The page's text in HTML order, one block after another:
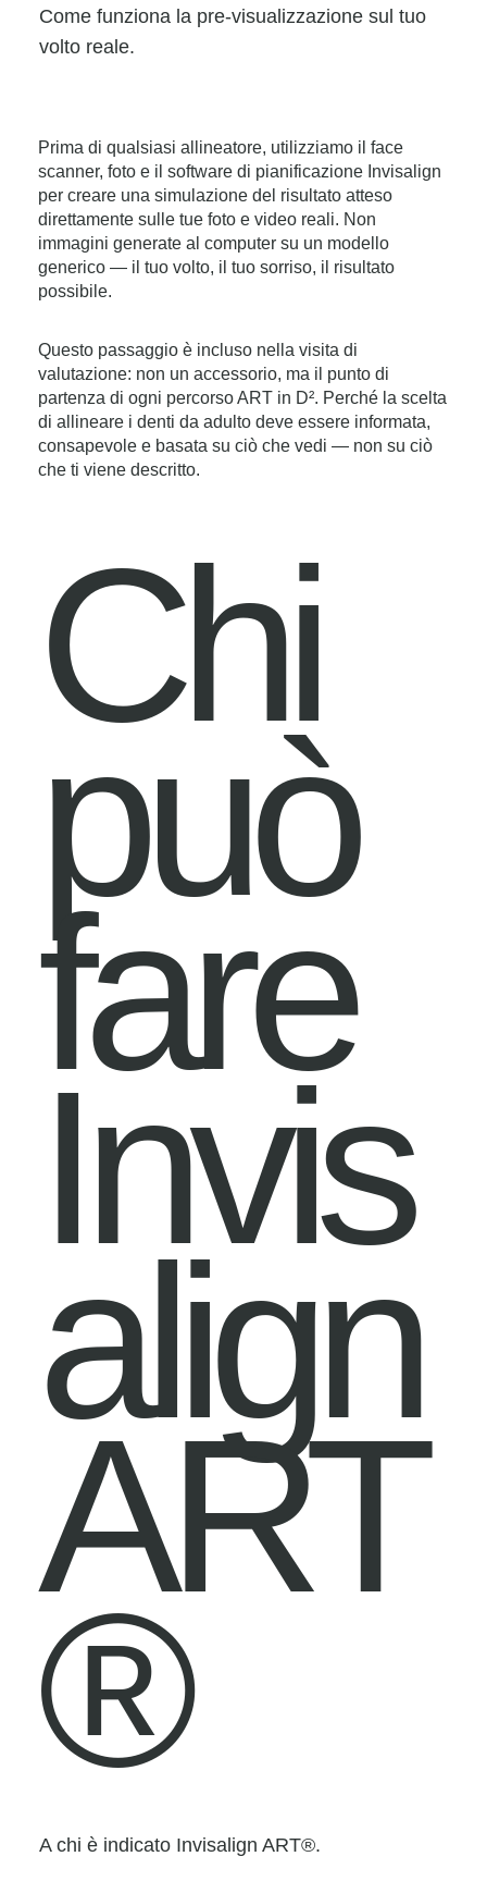
Come funziona la pre-visualizzazione sul tuo
volto reale.
Prima di qualsiasi allineatore, utilizziamo il face
scanner, foto e il software di pianificazione Invisalign
per creare una simulazione del risultato atteso
direttamente sulle tue foto e video reali. Non
immagini generate al computer su un modello
generico — il tuo volto, il tuo sorriso, il risultato
possibile.
Questo passaggio è incluso nella visita di
valutazione: non un accessorio, ma il punto di
partenza di ogni percorso ART in D². Perché la scelta
di allineare i denti da adulto deve essere informata,
consapevole e basata su ciò che vedi — non su ciò
che ti viene descritto.
Chi
può
fare
Invis
align
ART
®
A chi è indicato Invisalign ART®.